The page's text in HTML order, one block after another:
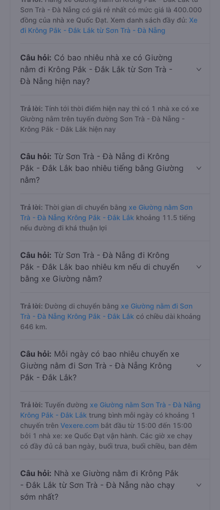
Sơn Trà - Đà Nẵng có giá rẻ nhất có mức giá là 400.000
đồng của nhà xe Quốc Đạt. Xem danh sách đầy đủ: Xe
đi Krông Pắk - Đắk Lắk từ Sơn Trà - Đà Nẵng
Câu hỏi: Có bao nhiêu nhà xe có Giường
nằm đi Krông Pắk - Đắk Lắk từ Sơn Trà -
Đà Nẵng hiện nay?
Trả lời: Tính tới thời điểm hiện nay thì có 1 nhà xe có xe
Giường nằm trên tuyến đường Sơn Trà - Đà Nẵng -
Krông Pắk - Đắk Lắk hiện nay
Câu hỏi: Từ Sơn Trà - Đà Nẵng đi Krông
Pắk - Đắk Lắk bao nhiêu tiếng bằng Giường
nằm?
Trả lời: Thời gian di chuyển bằng xe Giường nằm Sơn
Trà - Đà Nẵng Krông Pắk - Đắk Lắk khoảng 11.5 tiếng
nếu đường đi khá thuận lợi
Câu hỏi: Từ Sơn Trà - Đà Nẵng đi Krông
Pắk - Đắk Lắk bao nhiêu km nếu di chuyển
bằng xe Giường nằm?
Trả lời: Đường di chuyển bằng xe Giường nằm đi Sơn
Trà - Đà Nẵng Krông Pắk - Đắk Lắk có chiều dài khoảng
646 km.
Câu hỏi: Mỗi ngày có bao nhiêu chuyến xe
Giường nằm đi Sơn Trà - Đà Nẵng Krông
Pắk - Đắk Lắk?
Trả lời: Tuyến đường xe Giường nằm Sơn Trà - Đà Nẵng
Krông Pắk - Đắk Lắk trung bình mỗi ngày có khoảng 1
chuyến trên Vexere.com bắt đầu từ 15:00 đến 15:00
bởi 1 nhà xe: xe Quốc Đạt vận hành. Các giờ xe chạy
có đầy đủ cả ban ngày, buổi trưa, buổi chiều, ban đêm
Câu hỏi: Nhà xe Giường nằm đi Krông Pắk
- Đắk Lắk từ Sơn Trà - Đà Nẵng nào chạy
sớm nhất?